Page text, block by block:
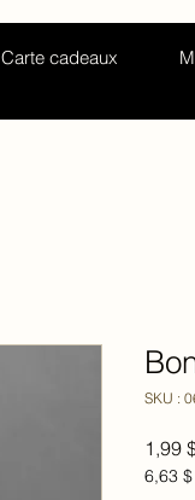
Carte cadeaux
SKU :
1,99
6,63 $